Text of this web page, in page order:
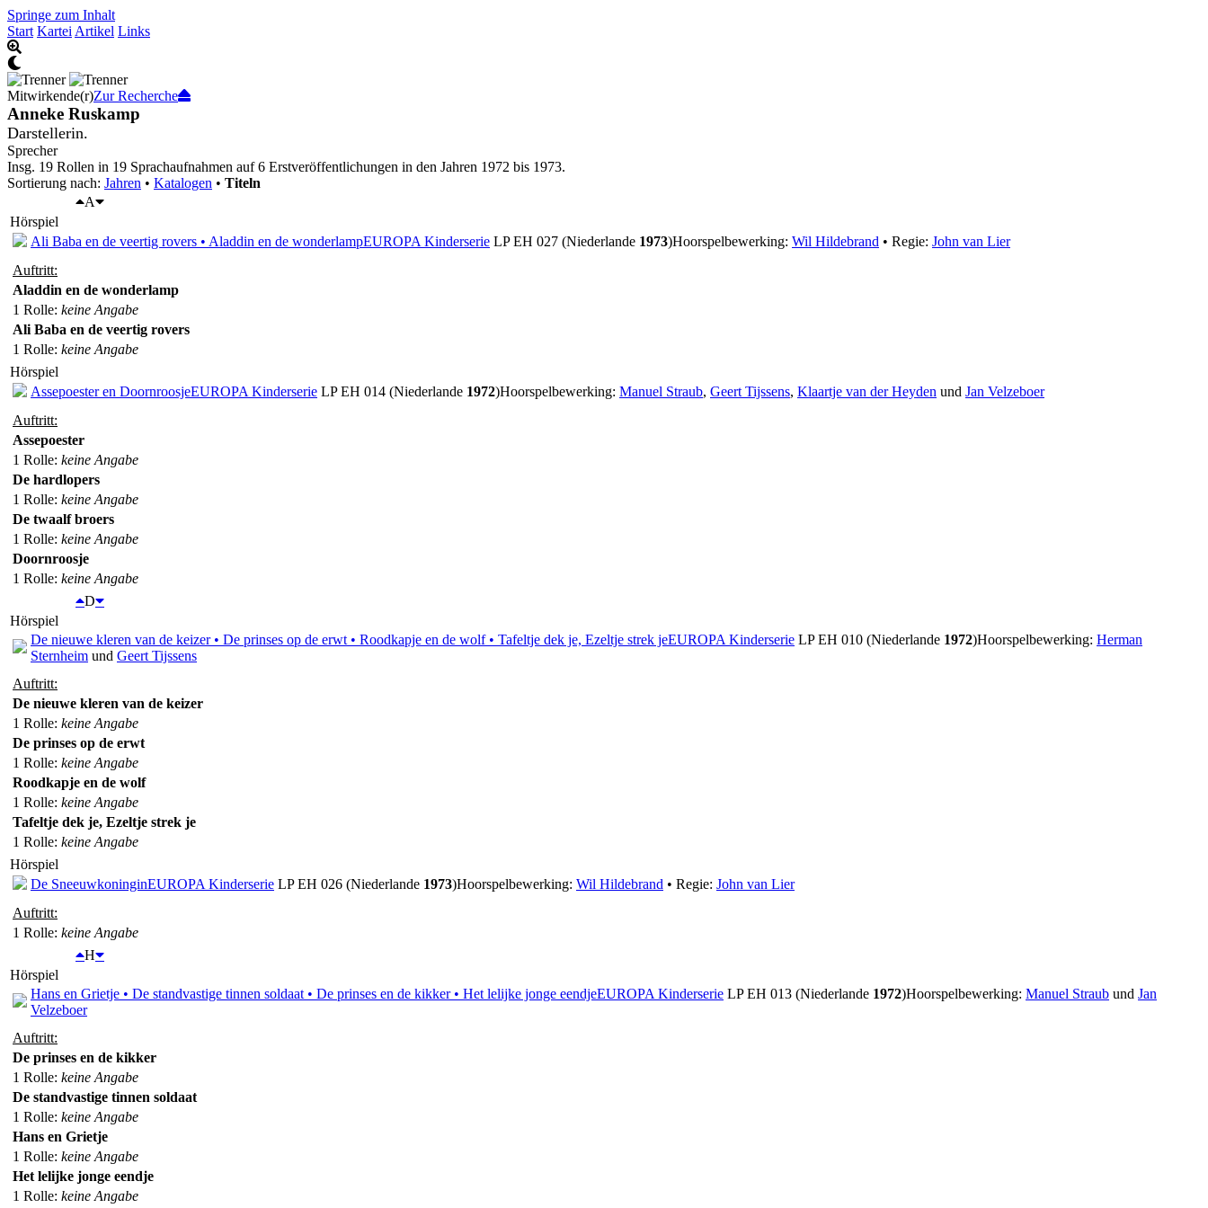
Springe zum Inhalt
Start Kartei Artikel Links
Mitwirkende(r)Zur Recherche
Anneke Ruskamp
Darstellerin.
Sprecher
Insg. 19 Rollen in 19 Sprachaufnahmen auf 6 Erstveröffentlichungen in den Jahren 1972 bis 1973.
Sortierung nach: Jahren • Katalogen • Titeln
A
Hörspiel
Ali Baba en de veertig rovers • Aladdin en de wonderlampEUROPA Kinderserie LP EH 027 (Niederlande 1973)Hoorspelbewerking: Wil Hildebrand • Regie: John van Lier
Auftritt:
Aladdin en de wonderlamp
1 Rolle: keine Angabe
Ali Baba en de veertig rovers
1 Rolle: keine Angabe
Hörspiel
Assepoester en DoornroosjeEUROPA Kinderserie LP EH 014 (Niederlande 1972)Hoorspelbewerking: Manuel Straub, Geert Tijssens, Klaartje van der Heyden und Jan Velzeboer
Auftritt:
Assepoester
1 Rolle: keine Angabe
De hardlopers
1 Rolle: keine Angabe
De twaalf broers
1 Rolle: keine Angabe
Doornroosje
1 Rolle: keine Angabe
D
Hörspiel
De nieuwe kleren van de keizer • De prinses op de erwt • Roodkapje en de wolf • Tafeltje dek je, Ezeltje strek jeEUROPA Kinderserie LP EH 010 (Niederlande 1972)Hoorspelbewerking: Herman
Sternheim und Geert Tijssens
Auftritt:
De nieuwe kleren van de keizer
1 Rolle: keine Angabe
De prinses op de erwt
1 Rolle: keine Angabe
Roodkapje en de wolf
1 Rolle: keine Angabe
Tafeltje dek je, Ezeltje strek je
1 Rolle: keine Angabe
Hörspiel
De SneeuwkoninginEUROPA Kinderserie LP EH 026 (Niederlande 1973)Hoorspelbewerking: Wil Hildebrand • Regie: John van Lier
Auftritt:
1 Rolle: keine Angabe
H
Hörspiel
Hans en Grietje • De standvastige tinnen soldaat • De prinses en de kikker • Het lelijke jonge eendjeEUROPA Kinderserie LP EH 013 (Niederlande 1972)Hoorspelbewerking: Manuel Straub und Jan
Velzeboer
Auftritt:
De prinses en de kikker
1 Rolle: keine Angabe
De standvastige tinnen soldaat
1 Rolle: keine Angabe
Hans en Grietje
1 Rolle: keine Angabe
Het lelijke jonge eendje
1 Rolle: keine Angabe